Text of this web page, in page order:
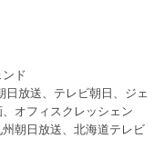
ド
放送、テレビ朝日、ジェ
オフィスクレッシェン
朝日放送、北海道テレビ